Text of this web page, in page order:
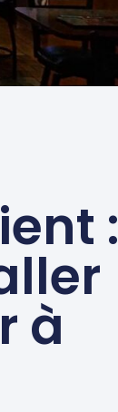
:
à